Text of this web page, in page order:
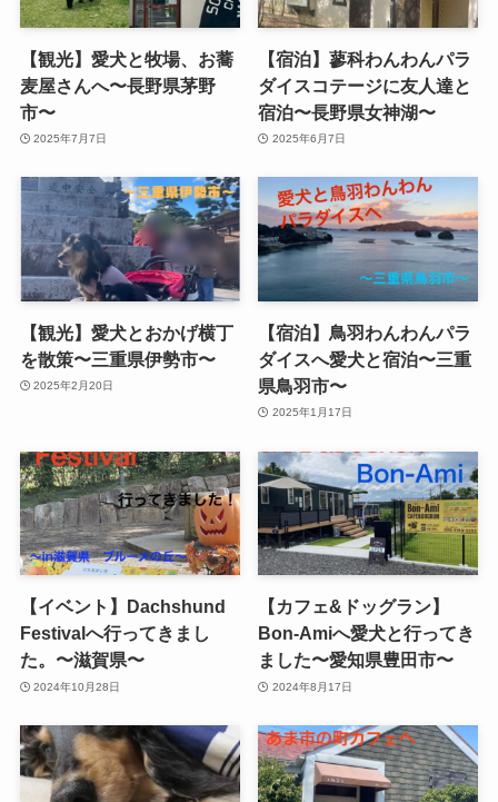
【観光】愛犬と牧場、お蕎
麦屋さんへ〜長野県茅野
市〜
2025年7月7日
【宿泊】蓼科わんわんパラ
ダイスコテージに友人達と
宿泊〜長野県女神湖〜
2025年6月7日
【観光】愛犬とおかげ横丁
を散策〜三重県伊勢市〜
2025年2月20日
【宿泊】鳥羽わんわんパラ
ダイスへ愛犬と宿泊〜三重
県鳥羽市〜
2025年1月17日
【イベント】Dachshund
Festivalへ行ってきまし
た。〜滋賀県〜
2024年10月28日
【カフェ&ドッグラン】
Bon-Amiへ愛犬と行ってき
ました〜愛知県豊田市〜
2024年8月17日